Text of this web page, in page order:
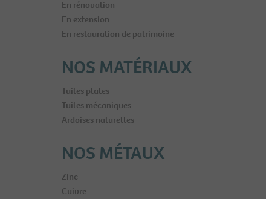
En rénovation
En extension
En restauration de patrimoine
NOS MATÉRIAUX
Tuiles plates
Tuiles mécaniques
Ardoises naturelles
NOS MÉTAUX
Zinc
Cuivre